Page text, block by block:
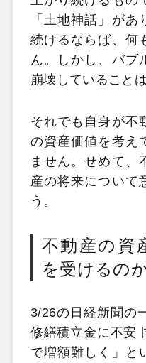
「土地神話」が
続けるならば、何
ん。しかし、バブ
崩壊していること
それでも自身が不
の資産価値を考え
ません。せめて、
産の将来について
う。
不動産の資
を受けるの
3/26の日経新聞の
修繕積立金に不安
で増額難しく」と